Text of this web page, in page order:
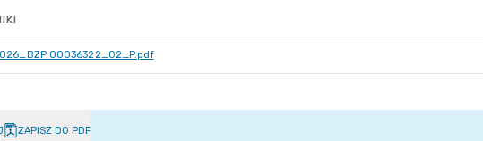
00036322_02_P.pdf
ZAPISZ DO PDF